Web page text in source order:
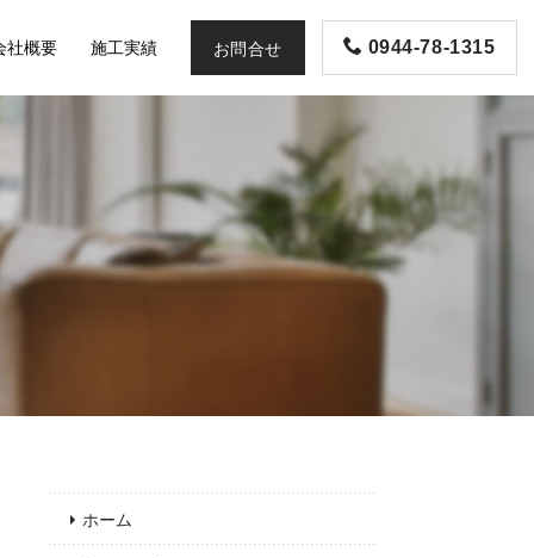
ホーム
社概要 施工実績 お問合せ 0944-78-1315